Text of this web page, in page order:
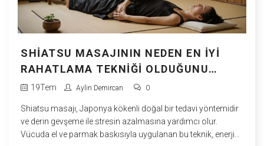
SHIATSU MASAJININ NEDEN EN İYI
RAHATLAMA TEKNIĞI OLDUĞUNU
KEŞFEDIN
19Tem Aylin Demircan 0
Shiatsu masajı, Japonya kökenli doğal bir tedavi yöntemidir
ve derin gevşeme ile stresin azalmasına yardımcı olur.
Vücuda el ve parmak baskısıyla uygulanan bu teknik, enerji